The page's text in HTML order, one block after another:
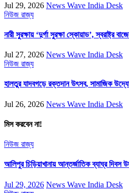
Jul 29, 2026 News Wave India Desk
নিউজ রাজ্য
নারী সুরক্ষায় ‘দুর্গা সুরক্ষা স্কোয়াড’, স্বরাষ্ট্র
Jul 27, 2026 News Wave India Desk
নিউজ রাজ্য
হালতুর যাদবগড়ে রক্তদান উৎসব, সামাজিক
Jul 26, 2026 News Wave India Desk
মিস করবেন না!
নিউজ রাজ্য
আলিপুর চিড়িয়াখানায় আন্তর্জাতিক ব্যাঘ্র দিবস
Jul 29, 2026 News Wave India Desk